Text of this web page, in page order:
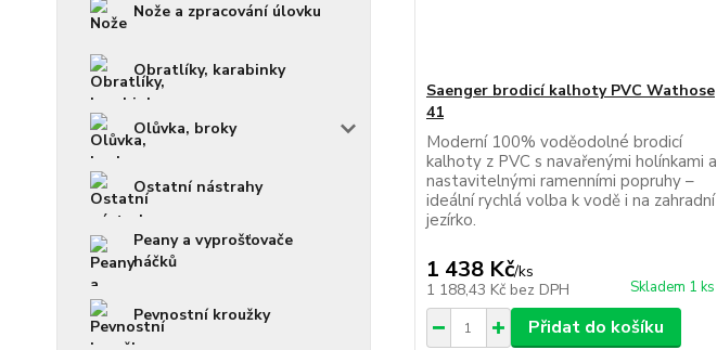
Nože a zpracování úlovku
Obratlíky, karabinky
Olůvka, broky
Ostatní nástrahy
Peany a vyprošťovače
háčků
Pevnostní kroužky
Saenger brodicí kalhoty PVC Wathose
41
Moderní 100% voděodolné brodicí
kalhoty z PVC s navařenými holínkami a
nastavitelnými ramenními popruhy –
ideální rychlá volba k vodě i na zahradní
jezírko.
1 438 Kč/ks
1 188,43 Kč bez DPH Skladem 1 ks
Přidat do košíku